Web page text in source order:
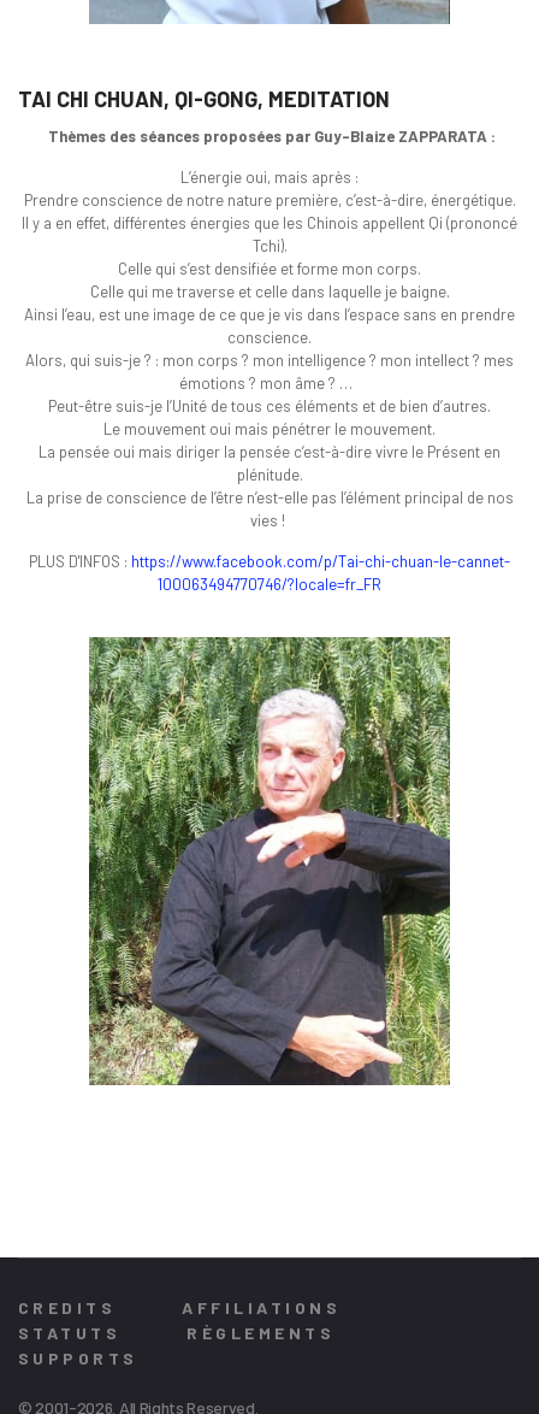
TAI CHI CHUAN, QI-GONG, MEDITATION
Thèmes des séances proposées par Guy-Blaize ZAPPARATA :
L’énergie oui, mais après :
Prendre conscience de notre nature première, c’est-à-dire, énergétique.
Il y a en effet, différentes énergies que les Chinois appellent Qi (prononcé
Tchi).
Celle qui s’est densifiée et forme mon corps.
Celle qui me traverse et celle dans laquelle je baigne.
Ainsi l’eau, est une image de ce que je vis dans l’espace sans en prendre
conscience.
Alors, qui suis-je ? : mon corps ? mon intelligence ? mon intellect ? mes
émotions ? mon âme ? …
Peut-être suis-je l’Unité de tous ces éléments et de bien d’autres.
Le mouvement oui mais pénétrer le mouvement.
La pensée oui mais diriger la pensée c’est-à-dire vivre le Présent en
plénitude.
La prise de conscience de l’être n’est-elle pas l’élément principal de nos
vies !
PLUS D'INFOS : https://www.facebook.com/p/Tai-chi-chuan-le-cannet-
100063494770746/?locale=fr_FR
CREDITS
AFFILIATIONS
STATUTS
RÈGLEMENTS
SUPPORTS
© 2001-2026. All Rights Reserved.